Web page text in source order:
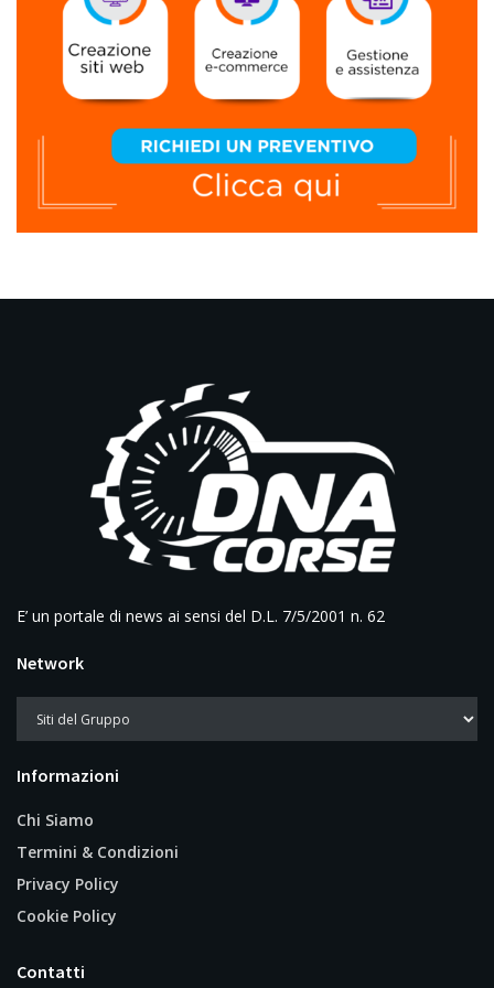
E’ un portale di news ai sensi del D.L. 7/5/2001 n. 62
Network
Informazioni
Chi Siamo
Termini & Condizioni
Privacy Policy
Cookie Policy
Contatti